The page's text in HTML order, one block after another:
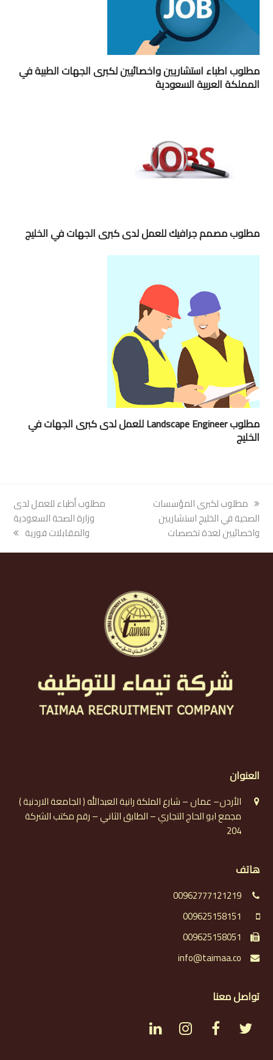
مطلوب اطباء استشاريين واخصائيين لكبرى الجهات الطبية في
المملكة العربية السعودية
مطلوب مصمم جرافيك للعمل لدى كبرى الجهات في الخليج
مطلوب Landscape Engineer للعمل لدى كبرى الجهات في
الخليج
previous
post:
مطلوب لكبرى المؤسسات
الصحية في الخليج استشاريين
واخصائيين لعدة تخصصات
next
post:
مطلوب أطباء للعمل لدى
وزارة الصحة السعودية
والمقابلات فورية
العنوان
الأردن– عمان – شارع الملكة رانية العبدالله ( الجامعة الاردنية )
مجمع ابو الحاج التجاري – الطابق الثاني – رقم مكتب الشركة
204
هاتف
00962777121219
009625158151
009625158051
info@taimaa.co
تواصل معنا
I
L